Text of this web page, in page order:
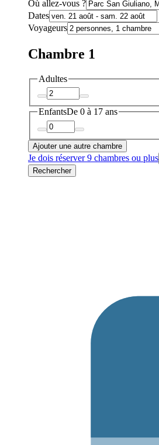
Où allez-vous ?
Dates
Voyageurs
Chambre 1
Adultes
EnfantsDe 0 à 17 ans
Ajouter une autre chambre
Je dois réserver 9 chambres ou plus
Rechercher